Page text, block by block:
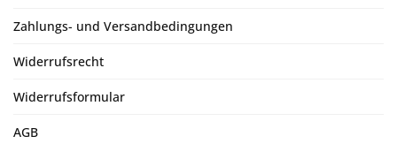
Zahlungs- und Versandbedingungen
Widerrufsrecht
Widerrufsformular
AGB